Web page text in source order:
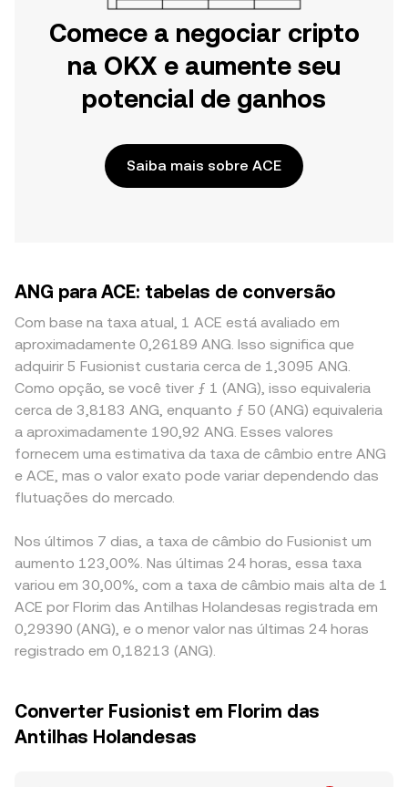
Comece a negociar cripto
na OKX e aumente seu
potencial de ganhos
Saiba mais sobre ACE
ANG para ACE: tabelas de conversão
Com base na taxa atual, 1 ACE está avaliado em
aproximadamente 0,26189 ANG. Isso significa que
adquirir 5 Fusionist custaria cerca de 1,3095 ANG.
Como opção, se você tiver ƒ 1 (ANG), isso equivaleria
cerca de 3,8183 ANG, enquanto ƒ 50 (ANG) equivaleria
a aproximadamente 190,92 ANG. Esses valores
fornecem uma estimativa da taxa de câmbio entre ANG
e ACE, mas o valor exato pode variar dependendo das
flutuações do mercado.
Nos últimos 7 dias, a taxa de câmbio do Fusionist um
aumento 123,00%. Nas últimas 24 horas, essa taxa
variou em 30,00%, com a taxa de câmbio mais alta de 1
ACE por Florim das Antilhas Holandesas registrada em
0,29390 (ANG), e o menor valor nas últimas 24 horas
registrado em 0,18213 (ANG).
Converter Fusionist em Florim das
Antilhas Holandesas